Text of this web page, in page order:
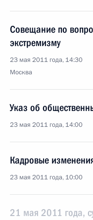
Совещание по
экстремизму
23 мая 2011 года, 14:30
Москва
Указ об
23 мая 2011 года, 14:00
Кадровые
23 мая 2011 года, 10:00
21 мая 2011 года,